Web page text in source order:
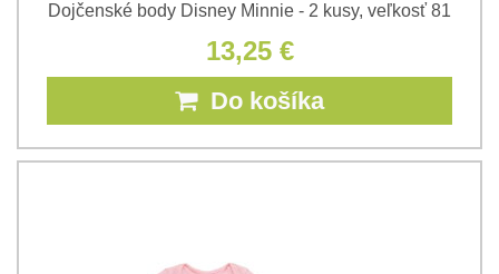
Dojčenské body Disney Minnie - 2 kusy, veľkosť 81
13,25 €
Do košíka